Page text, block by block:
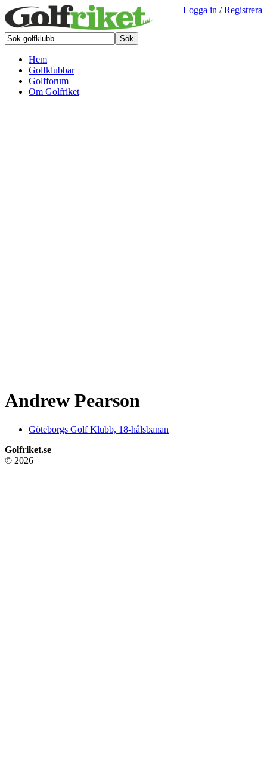
Logga in /Registrera
Hem
Golfklubbar
Golfforum
Om Golfriket
Andrew Pearson
Göteborgs Golf Klubb, 18-hålsbanan
Golfriket.se
© 2026